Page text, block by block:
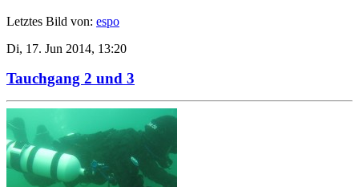
Letztes Bild von: espo
Di, 17. Jun 2014, 13:20
Tauchgang 2 und 3